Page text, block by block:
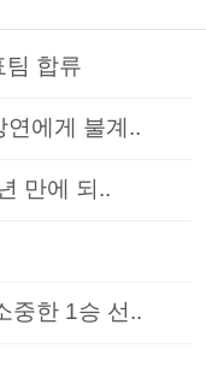
팀 합류
연에게 불계..
만에 되..
중한 1승 선..